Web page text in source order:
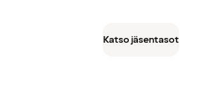
Katso jäsentasot